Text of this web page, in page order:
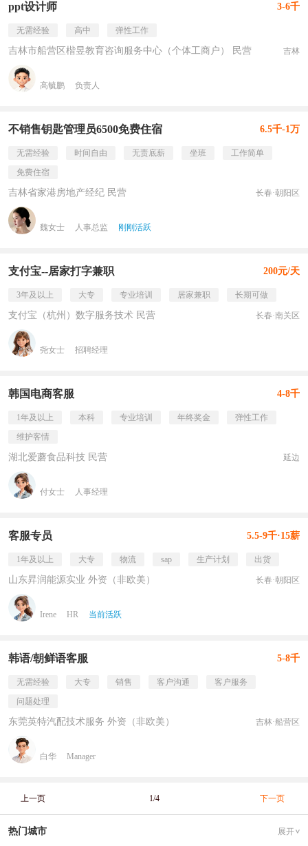
ppt设计师 3-6千
无需经验 高中 弹性工作
吉林市船营区楷昱教育咨询服务中心（个体工商户） 民营 吉林
高毓鹏 负责人
不销售钥匙管理员6500免费住宿 6.5千-1万
无需经验 时间自由 无责底薪 坐班
工作简单
免费住宿
吉林省家港房地产经纪 民营 长春·朝阳区
魏女士 人事总监 刚刚活跃
支付宝--居家打字兼职 200元/天
3年及以上 大专 专业培训 居家兼职 长期可做
支付宝（杭州）数字服务技术 民营 长春·南关区
尧女士 招聘经理
韩国电商客服 4-8千
1年及以上 本科 专业培训 年终奖金
弹性工作
维护客情
湖北爱蘑食品科技 民营 延边
付女士 人事经理
客服专员 5.5-9千·15薪
1年及以上 大专 物流 sap 生产计划 出货
山东昇润能源实业 外资（非欧美） 长春·朝阳区
Irene HR 当前活跃
韩语/朝鲜语客服 5-8千
无需经验 大专 销售 客户沟通
客户服务
问题处理
东莞英特汽配技术服务 外资（非欧美） 吉林·船营区
白华 Manager
上一页 1/4 下一页
热门城市 展开